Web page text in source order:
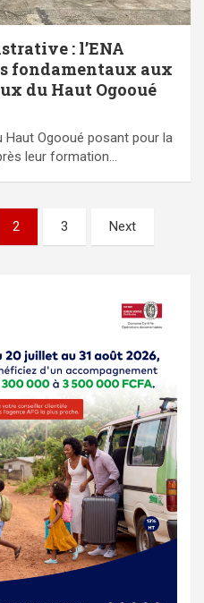
: l’ENA
fondamentaux aux
du Haut Ogooué
Haut Ogooué posant pour la
leur formation…
2 3 Next